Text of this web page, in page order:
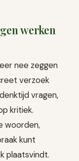
werken
nee zeggen
verzoek
vragen,
kritiek.
woorden,
kunt
plaatsvindt.